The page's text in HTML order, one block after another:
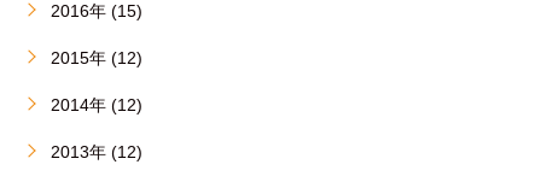
2016年 (15)
2015年 (12)
2014年 (12)
2013年 (12)